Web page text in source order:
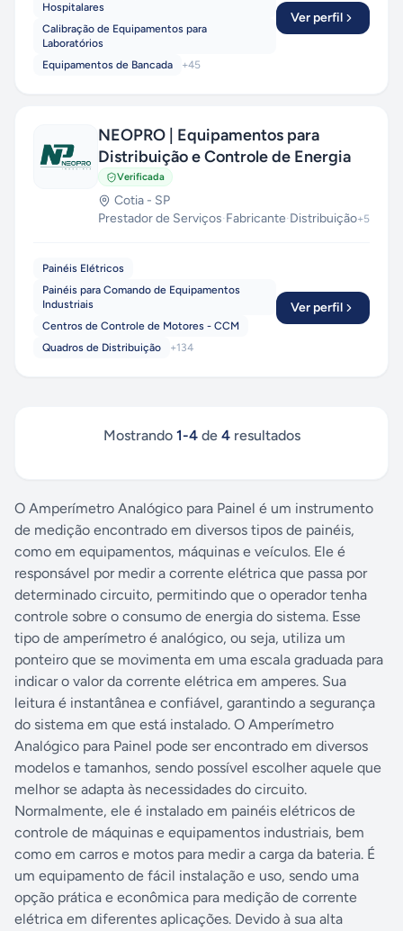
Hospitalares
Calibração de Equipamentos para
Laboratórios
Equipamentos de Bancada
+45
Ver perfil
NEOPRO | Equipamentos para
Distribuição e Controle de Energia
Verificada
Cotia - SP
Prestador de Serviços·Fabricante·Distribuição+5
Painéis Elétricos
Painéis para Comando de Equipamentos
Industriais
Centros de Controle de Motores - CCM
Quadros de Distribuição
+134
Ver perfil
Mostrando 1-4de 4resultados
O Amperímetro Analógico para Painel é um instrumento
de medição encontrado em diversos tipos de painéis,
como em equipamentos, máquinas e veículos. Ele é
responsável por medir a corrente elétrica que passa por
determinado circuito, permitindo que o operador tenha
controle sobre o consumo de energia do sistema. Esse
tipo de amperímetro é analógico, ou seja, utiliza um
ponteiro que se movimenta em uma escala graduada para
indicar o valor da corrente elétrica em amperes. Sua
leitura é instantânea e confiável, garantindo a segurança
do sistema em que está instalado. O Amperímetro
Analógico para Painel pode ser encontrado em diversos
modelos e tamanhos, sendo possível escolher aquele que
melhor se adapta às necessidades do circuito.
Normalmente, ele é instalado em painéis elétricos de
controle de máquinas e equipamentos industriais, bem
como em carros e motos para medir a carga da bateria. É
um equipamento de fácil instalação e uso, sendo uma
opção prática e econômica para medição de corrente
elétrica em diferentes aplicações. Devido à sua alta